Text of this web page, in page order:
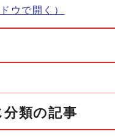
ウで開く）
類の記事